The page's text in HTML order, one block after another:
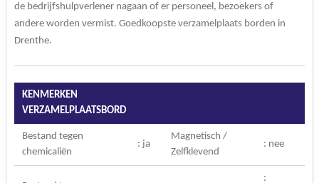
de bedrijfshulpverlener nagaan of er personeel, bezoekers of
andere worden vermist. Goedkoopste verzamelplaats borden in
Drenthe.
KENMERKEN
VERZAMELPLAATSBORD
Bestand tegen
chemicaliën
: ja
Magnetisch /
Zelfklevend
: nee
: